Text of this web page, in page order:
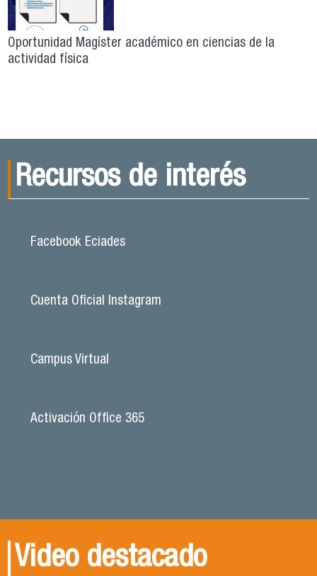
Oportunidad Magíster académico en ciencias de la
actividad física
Recursos de interés
Facebook Eciades
Cuenta Oficial Instagram
Campus Virtual
Activación Office 365
Video destacado